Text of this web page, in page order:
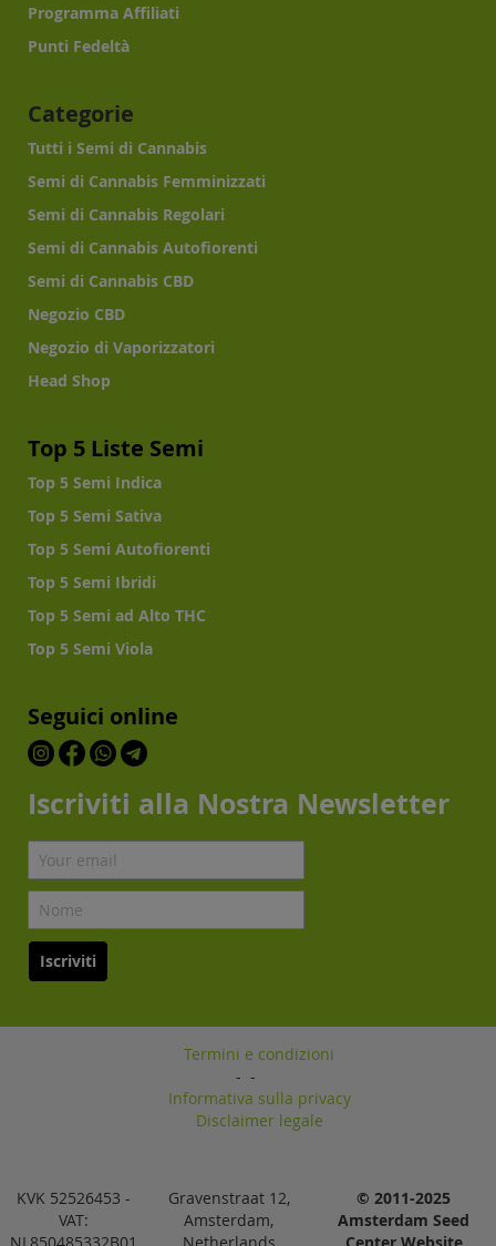
Programma Affiliati
Punti Fedeltà
Categorie
Tutti i Semi di Cannabis
Semi di Cannabis Femminizzati
Semi di Cannabis Regolari
Semi di Cannabis Autofiorenti
Semi di Cannabis CBD
Negozio CBD
Negozio di Vaporizzatori
Head Shop
Top 5 Liste Semi
Top 5 Semi Indica
Top 5 Semi Sativa
Top 5 Semi Autofiorenti
Top 5 Semi Ibridi
Top 5 Semi ad Alto THC
Top 5 Semi Viola
Seguici online
Iscriviti alla Nostra Newsletter
Iscriviti
Termini e condizioni
-
Informativa sulla privacy
-
Disclaimer legale
KVK 52526453 -
VAT:
Gravenstraat 12,
Amsterdam,
© 2011-2025
Amsterdam Seed